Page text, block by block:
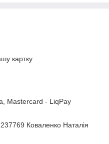
картку
Mastercard - LiqPay
Коваленко Наталія